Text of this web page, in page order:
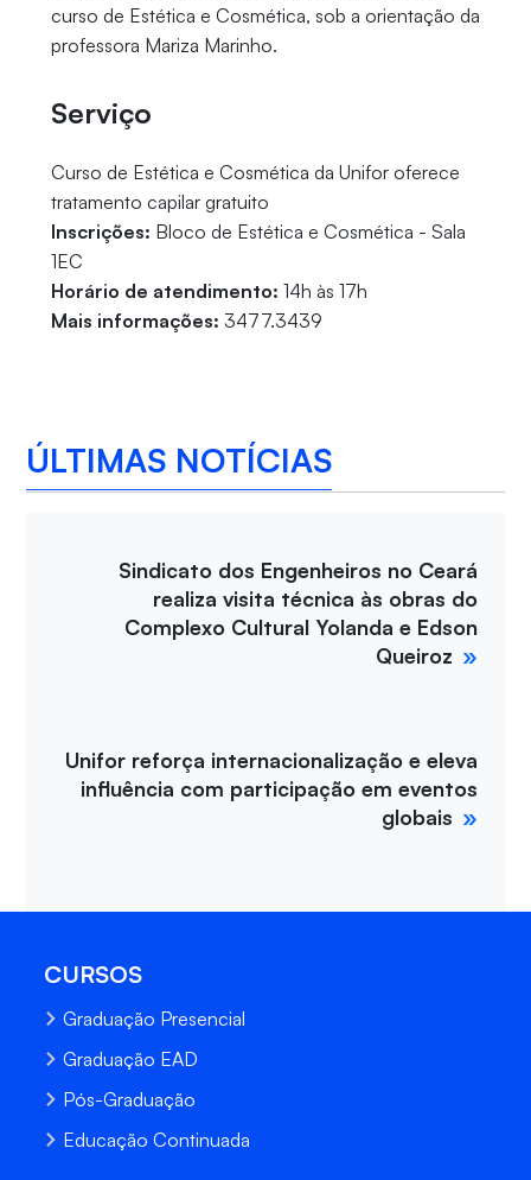
curso de Estética e Cosmética, sob a orientação da
professora Mariza Marinho.
Serviço
Curso de Estética e Cosmética da Unifor oferece
tratamento capilar gratuito
Inscrições: Bloco de Estética e Cosmética - Sala
1EC
Horário de atendimento: 14h às 17h
Mais informações: 3477.3439
ÚLTIMAS NOTÍCIAS
Sindicato dos Engenheiros no Ceará
realiza visita técnica às obras do
Complexo Cultural Yolanda e Edson
Queiroz
Unifor reforça internacionalização e eleva
influência com participação em eventos
globais
CURSOS
Graduação Presencial
Graduação EAD
Pós-Graduação
Educação Continuada